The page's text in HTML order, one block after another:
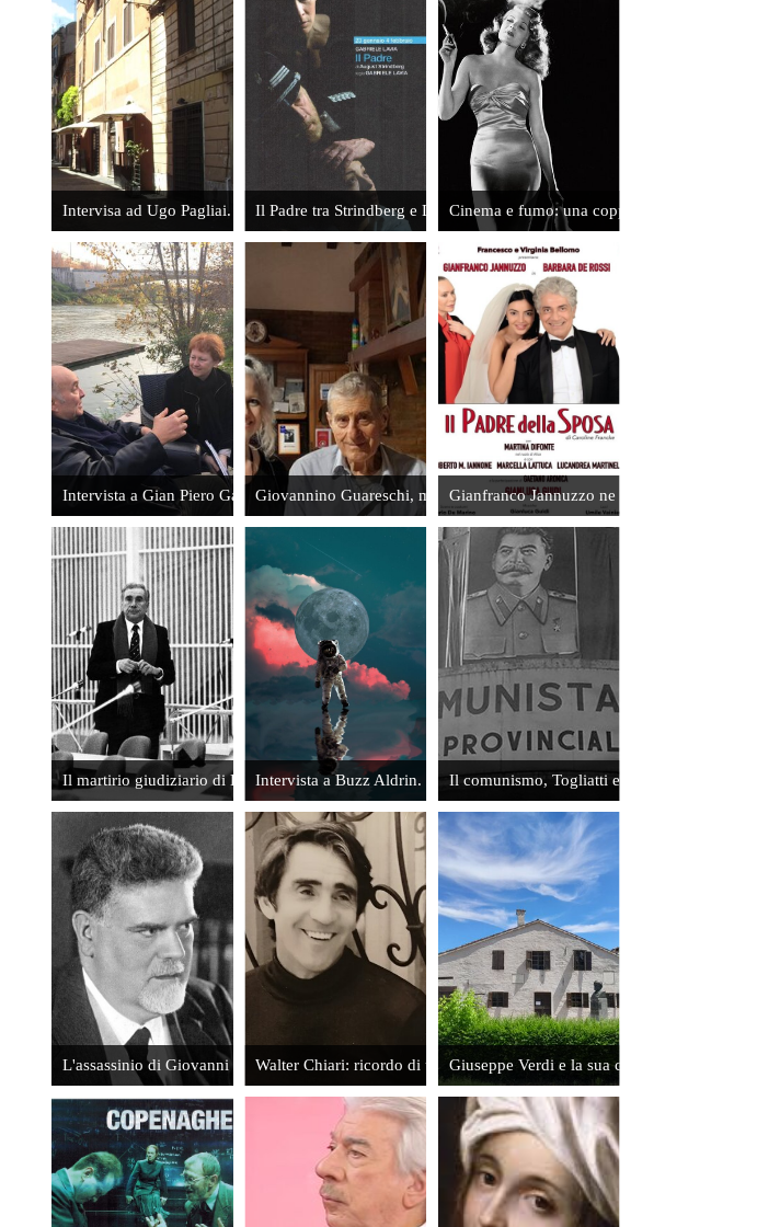
Intervisa ad Ugo Pagliai. Il Segno del Comando: ricordi dal set
Il Padre tra Strindberg e LaviaCinema e fumo: una coppia inossidabile
Intervista a Gian Piero Galeazzi. L'uomo dello sport
Giovannino Guareschi, mio padre
Giovannino
Guareschi,
mio padre
Leggi
Gianfranco Jannuzzo ne "Il Padre della
Gianfranco
Jannuzzo
ne "Il
Padre della
Sposa"
Leggi
Il martirio giudiziario di Enzo TortoraIntervista a Buzz Aldrin. Io e la Luna
Intervista a
Buzz
Aldrin. Io e
la Luna
Leggi
Il comunismo, Togliatti e i nostri prigionieri
comunismo,
Togliatti e i
nostri
prigionieri
in Russia
Leggi
L'assassinio di Giovanni GentileWalter Chiari: ricordo di un artista
Walter
Chiari:
ricordo di
un artista
Giuseppe Verdi e la sua casa d'infanzia
Giuseppe
Verdi e la
sua casa
d'infanzia
Leggi
Intervista a
Marco
Columbro.
I mondi
possibili
Leggi
I Cenci e
quell'infame
11 settembre
1599
Un
magnifico
mondo di
Intervista
ad
Emanuele
Salce. Un